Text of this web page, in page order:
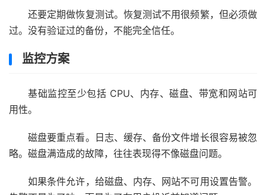
还要定期做恢复测试。恢复测试不用很频繁，但必须做
过。没有验证过的备份，不能完全信任。
监控方案
基础监控至少包括 CPU、内存、磁盘、带宽和网站可
用性。
磁盘要重点看。日志、缓存、备份文件增长很容易被忽
略。磁盘满造成的故障，往往表现得不像磁盘问题。
如果条件允许，给磁盘、内存、网站不可用设置告警。